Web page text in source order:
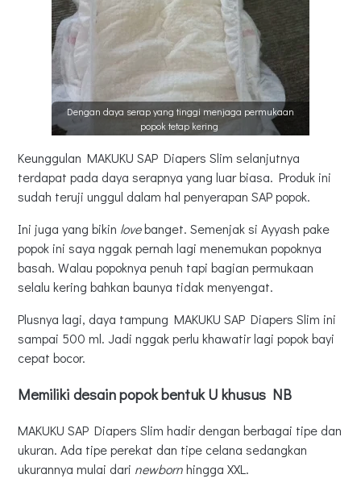
Dengan daya serap yang tinggi menjaga permukaan
popok tetap kering
Keunggulan MAKUKU SAP Diapers Slim selanjutnya
terdapat pada daya serapnya yang luar biasa. Produk ini
sudah teruji unggul dalam hal penyerapan SAP popok.
Ini juga yang bikin lovebanget. Semenjak si Ayyash pake
popok ini saya nggak pernah lagi menemukan popoknya
basah. Walau popoknya penuh tapi bagian permukaan
selalu kering bahkan baunya tidak menyengat.
Plusnya lagi, daya tampung MAKUKU SAP Diapers Slim ini
sampai 500 ml. Jadi nggak perlu khawatir lagi popok bayi
cepat bocor.
Memiliki desain popok bentuk U khusus NB
MAKUKU SAP Diapers Slim hadir dengan berbagai tipe dan
ukuran. Ada tipe perekat dan tipe celana sedangkan
ukurannya mulai dari newbornhingga XXL.